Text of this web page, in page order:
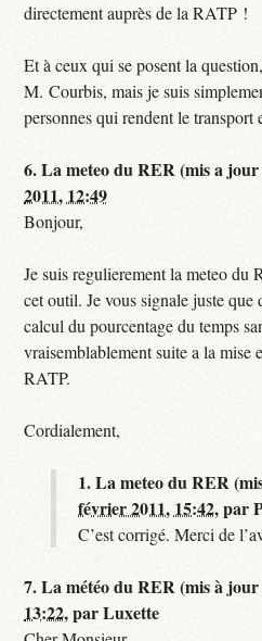
directement auprès de la RATP !
Et à ceux qui se posent la
M. Courbis, mais je suis
personnes qui rendent le
6.La meteo du RER (mis a
2011, 12:49
Bonjour,
Je suis regulierement la meteo du
cet outil. Je vous signale juste que
calcul du pourcentage du temps
vraisemblablement suite a la mise
RATP.
Cordialement,
1.La meteo du RER
février 2011, 15:42,par
C’est corrigé. Merci de
7.La météo du RER (mis à
13:22,parLuxette